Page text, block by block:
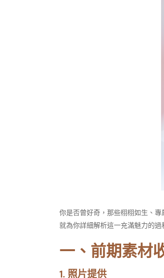
你是否曾好奇，那些栩栩如生、
就為你詳細解析這一充滿魅力的過
一、前期素材
1. 照片提供​